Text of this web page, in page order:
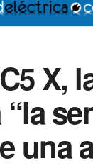
X,
una